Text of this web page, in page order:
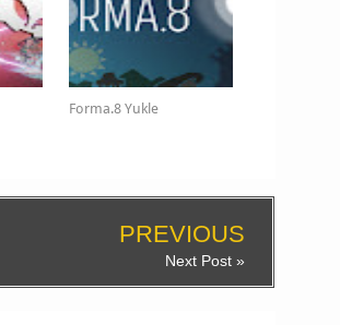
Forma.8 Yukle
PREVIOUS
Next Post »